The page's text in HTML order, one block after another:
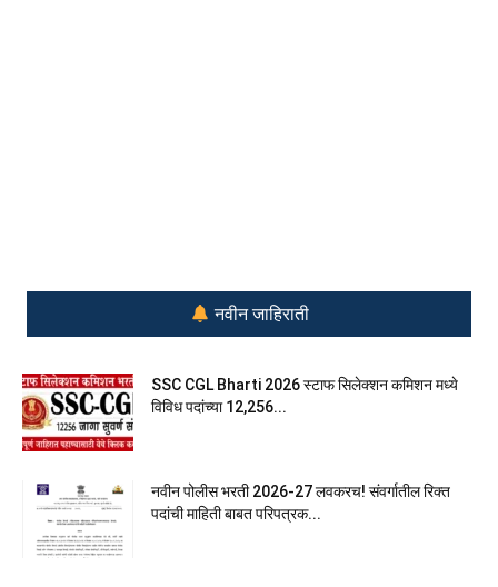
नवीन जाहिराती
SSC CGL Bharti 2026 स्टाफ सिलेक्शन कमिशन मध्ये
विविध पदांच्या 12,256...
नवीन पोलीस भरती 2026-27 लवकरच! संवर्गातील रिक्त
पदांची माहिती बाबत परिपत्रक...